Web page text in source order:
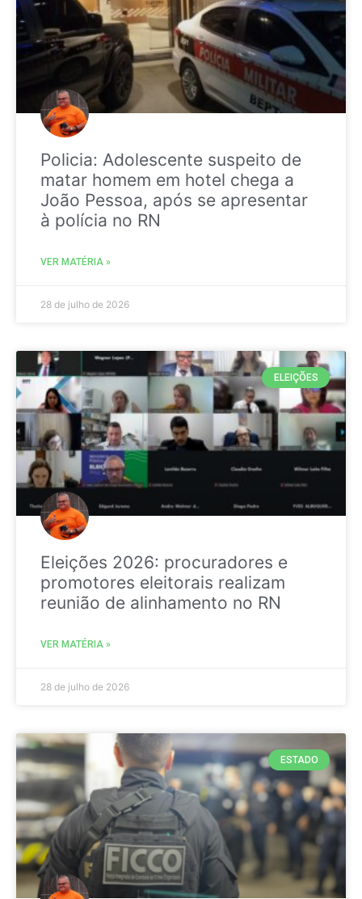
Policia: Adolescente suspeito de
matar homem em hotel chega a
João Pessoa, após se apresentar
à polícia no RN
VER MATÉRIA »
28 de julho de 2026
ELEIÇÕES
Eleições 2026: procuradores e
promotores eleitorais realizam
reunião de alinhamento no RN
VER MATÉRIA »
28 de julho de 2026
ESTADO